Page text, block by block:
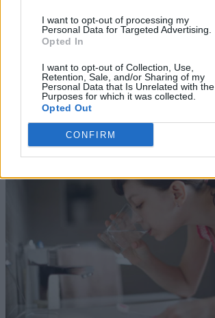
I want to opt-out of processing my
Personal Data for Targeted Advertising.
Opted In
I want to opt-out of Collection, Use,
Retention, Sale, and/or Sharing of my
Personal Data that Is Unrelated with the
Purposes for which it was collected.
Opted Out
CONFIRM